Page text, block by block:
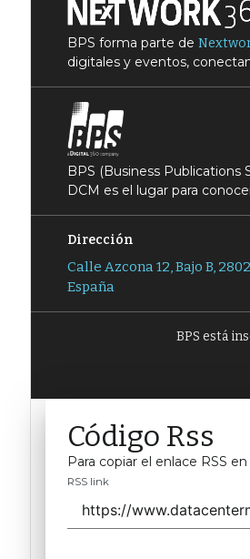
BPS forma parte de
digitales y eventos,
BPS (Business
DCM es el lugar para
Dirección
Calle Azcona 12, Bajo B,
España
BPS está
Código Rss
Para copiar el enlace RSS
RSS link